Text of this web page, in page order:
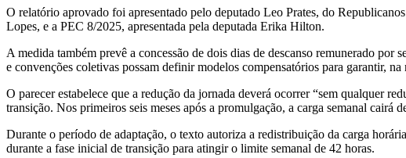
O relatório aprovado foi apresentado pelo deputado Leo Prates, do
Lopes, e a PEC 8/2025, apresentada pela deputada Erika Hilton.
A medida também prevê a concessão de dois dias de descanso remunerado
e convenções coletivas possam definir modelos compensatórios para garantir,
O parecer estabelece que a redução da jornada deverá ocorrer “sem qualquer
transição. Nos primeiros seis meses após a promulgação, a carga semanal
Durante o período de adaptação, o texto autoriza a redistribuição da carga
durante a fase inicial de transição para atingir o limite semanal de 42 horas.